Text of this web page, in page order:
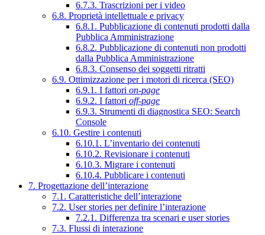
6.7.3. Trascrizioni per i video
6.8. Proprietà intellettuale e privacy
6.8.1. Pubblicazione di contenuti prodotti dalla
Pubblica Amministrazione
6.8.2. Pubblicazione di contenuti non prodotti
dalla Pubblica Amministrazione
6.8.3. Consenso dei soggetti ritratti
6.9. Ottimizzazione per i motori di ricerca (SEO)
6.9.1. I fattori on-page
6.9.2. I fattori off-page
6.9.3. Strumenti di diagnostica SEO: Search
Console
6.10. Gestire i contenuti
6.10.1. L’inventario dei contenuti
6.10.2. Revisionare i contenuti
6.10.3. Migrare i contenuti
6.10.4. Pubblicare i contenuti
7. Progettazione dell’interazione
7.1. Caratteristiche dell’interazione
7.2. User stories per definire l’interazione
7.2.1. Differenza tra scenari e user stories
7.3. Flussi di interazione